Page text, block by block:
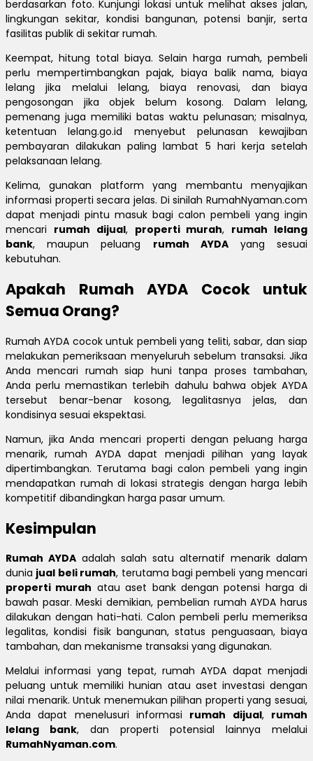
berdasarkan foto. Kunjungi lokasi untuk melihat akses jalan,
lingkungan sekitar, kondisi bangunan, potensi banjir, serta
fasilitas publik di sekitar rumah.
Keempat, hitung total biaya. Selain harga rumah, pembeli
perlu mempertimbangkan pajak, biaya balik nama, biaya
lelang jika melalui lelang, biaya renovasi, dan biaya
pengosongan jika objek belum kosong. Dalam lelang,
pemenang juga memiliki batas waktu pelunasan; misalnya,
ketentuan lelang.go.id menyebut pelunasan kewajiban
pembayaran dilakukan paling lambat 5 hari kerja setelah
pelaksanaan lelang.
Kelima, gunakan platform yang membantu menyajikan
informasi properti secara jelas. Di sinilah RumahNyaman.com
dapat menjadi pintu masuk bagi calon pembeli yang ingin
mencari rumah dijual, properti murah, rumah lelang
bank, maupun peluang rumah AYDAyang sesuai
kebutuhan.
Apakah Rumah AYDA Cocok untuk
Semua Orang?
Rumah AYDA cocok untuk pembeli yang teliti, sabar, dan siap
melakukan pemeriksaan menyeluruh sebelum transaksi. Jika
Anda mencari rumah siap huni tanpa proses tambahan,
Anda perlu memastikan terlebih dahulu bahwa objek AYDA
tersebut benar-benar kosong, legalitasnya jelas, dan
kondisinya sesuai ekspektasi.
Namun, jika Anda mencari properti dengan peluang harga
menarik, rumah AYDA dapat menjadi pilihan yang layak
dipertimbangkan. Terutama bagi calon pembeli yang ingin
mendapatkan rumah di lokasi strategis dengan harga lebih
kompetitif dibandingkan harga pasar umum.
Kesimpulan
Rumah AYDA adalah salah satu alternatif menarik dalam
dunia jual beli rumah, terutama bagi pembeli yang mencari
properti murah atau aset bank dengan potensi harga di
bawah pasar. Meski demikian, pembelian rumah AYDA harus
dilakukan dengan hati-hati. Calon pembeli perlu memeriksa
legalitas, kondisi fisik bangunan, status penguasaan, biaya
tambahan, dan mekanisme transaksi yang digunakan.
Melalui informasi yang tepat, rumah AYDA dapat menjadi
peluang untuk memiliki hunian atau aset investasi dengan
nilai menarik. Untuk menemukan pilihan properti yang sesuai,
Anda dapat menelusuri informasi rumah dijual, rumah
lelang bank, dan properti potensial lainnya melalui
RumahNyaman.com.